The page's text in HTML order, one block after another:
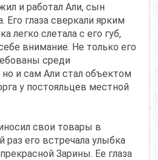
и работал Али, сын
Его глаза сверкали ярким
легко слетала с его губ,
внимание. Не только его
среди
и сам Али стал объектом
у постояльцев местной
свои товары в
раз его встречала улыбка
Зарины. Ее глаза